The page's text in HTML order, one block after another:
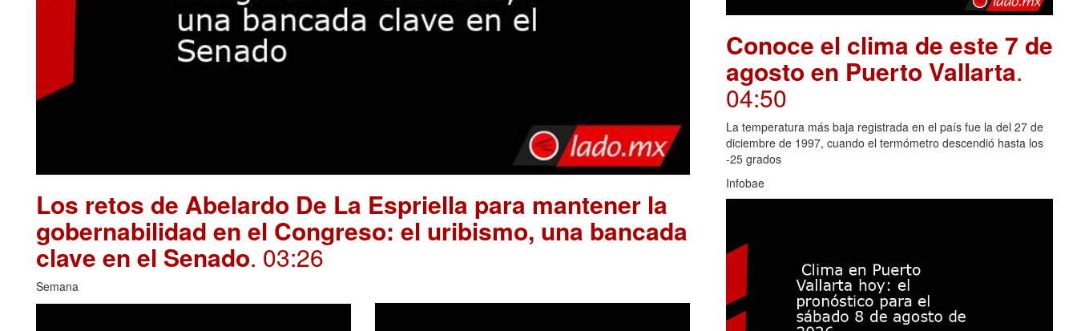
Los retos de Abelardo De La Espriella para mantener la
gobernabilidad en el Congreso: el uribismo, una bancada
clave en el Senado. 03:26
Semana
Conoce el clima de este 7 de
agosto en Puerto Vallarta.
04:50
La temperatura más baja registrada en el país fue la del 27 de
diciembre de 1997, cuando el termómetro descendió hasta los
-25 grados
Infobae